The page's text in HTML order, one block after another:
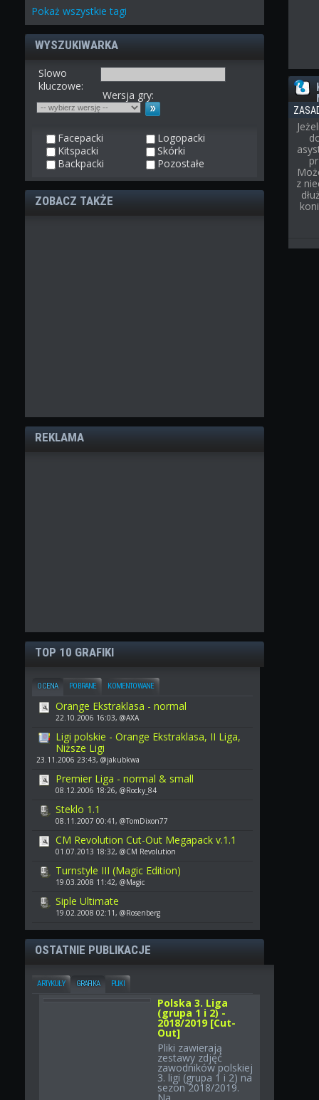
Pokażwszystkie tagi
WYSZUKIWARKA
Slowo
kluczowe:
Wersja gry:
Facepacki
Logopacki
Kitspacki
Skórki
Backpacki
Pozostałe
ZOBACZ TAKŻE
REKLAMA
TOP 10 GRAFIKI
OCENA POBRANE KOMENTOWANE
Orange Ekstraklasa - normal
22.10.2006 16:03, @AXA
Ligi polskie - Orange Ekstraklasa, II Liga,
Niższe Ligi
23.11.2006 23:43, @jakubkwa
Premier Liga - normal & small
08.12.2006 18:26, @Rocky_84
Steklo 1.1
08.11.2007 00:41, @TomDixon77
CM Revolution Cut-Out Megapack v.1.1
01.07.2013 18:32, @CM Revolution
Turnstyle III (Magic Edition)
19.03.2008 11:42, @Magic
Siple Ultimate
19.02.2008 02:11, @Rosenberg
OSTATNIE PUBLIKACJE
ARTYKUŁY GRAFIKA PLIKI
Polska 3. Liga
(grupa 1 i 2) -
2018/2019 [Cut-
Out]
Pliki zawierają
zestawy zdjęć
zawodników polskiej
3. ligi (grupa 1 i 2) na
sezon 2018/2019.
z